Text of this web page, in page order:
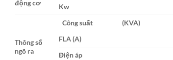
động cơ
Kw
Thông số
ngõ ra
Công suất (KVA)
FLA (A)
Điện áp